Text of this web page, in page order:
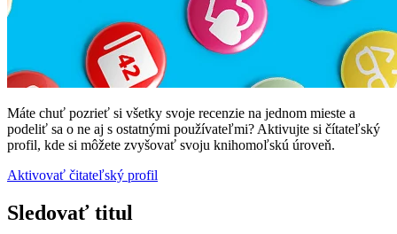
Máte chuť pozrieť si všetky svoje recenzie na jednom mieste a
podeliť sa o ne aj s ostatnými používateľmi? Aktivujte si čítateľský
profil, kde si môžete zvyšovať svoju knihomoľskú úroveň.
Aktivovať čitateľský profil
Sledovať titul